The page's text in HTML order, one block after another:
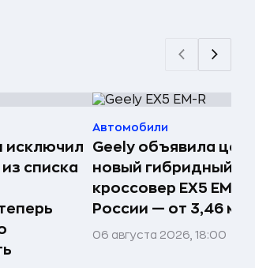
исключил
списка
Автомобили
Geely объявила
новый гибридный
кроссовер EX5 EM-R
России — от 3,46
06 августа 2026, 18:00